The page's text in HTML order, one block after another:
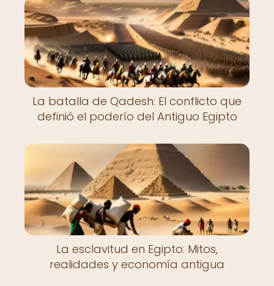
La batalla de Qadesh: El conflicto que
definió el poderío del Antiguo Egipto
La esclavitud en Egipto: Mitos,
realidades y economía antigua